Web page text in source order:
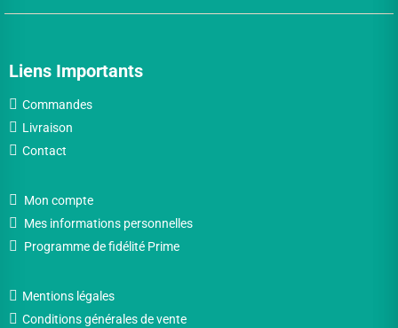
Liens Importants
Commandes
Livraison
Contact
Mon compte
Mes informations personnelles
Programme de fidélité Prime
Mentions légales
Conditions générales de vente